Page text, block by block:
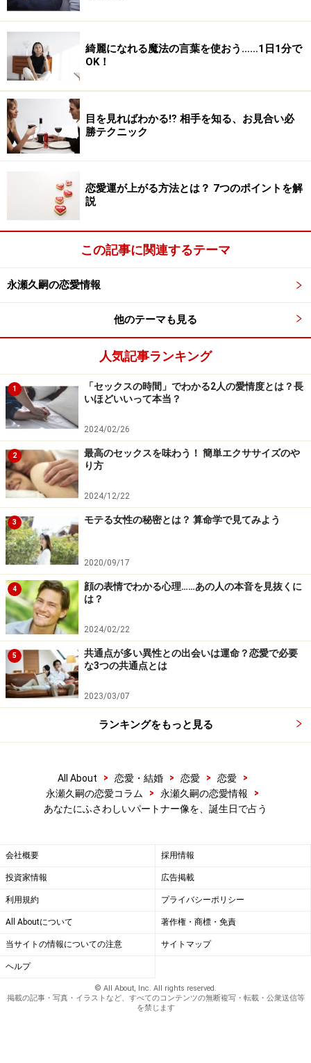
綺麗になれる魔法の言葉を使おう……1日1分で
OK！
目を見ればわかる⁉ 相手を知る、お見合い必
勝テクニック
恋愛運が上がる方法とは？ 7つのポイントを解
説
この記事に関連するテーマ
永瀬久嗣の恋愛情報
他のテーマも見る
人気記事ランキング
1
「セックスの時間」でわかる2人の愛情度とは？長
いほどいいって本当？
2024/02/26
2
最高のセックスを味わう！ 簡単エクササイズのや
り方
2024/12/22
3 モテる女性の秘密とは？ 算命学で見てみよう
2020/09/17
4
顔の表情でわかる心理……あの人の本音を見抜くに
は？
2024/02/22
5
共通点が多い異性との出会いは運命？恋愛で必要
な3つの共通点とは
2023/03/07
ランキングをもっと見る
All About > 恋愛・結婚 > 恋愛 > 恋愛
>
永瀬久嗣の恋愛コラム
> 永瀬久嗣の恋愛情報
>
あなたにふさわしいパートナー像を、誕生日で占う
会社概要 採用情報
投資家情報 広告掲載
利用規約 プライバシーポリシー
All Aboutについて 著作権・商標・免責
当サイトの情報についての注意 サイトマップ
ヘルプ
© All About, Inc. All rights reserved.
掲載の記事・写真・イラストなど、すべてのコンテンツの無断複写・転載・公衆送信等
を禁じます